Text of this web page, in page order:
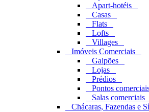
Apart-hotéis
Casas
Flats
Lofts
Villages
Imóveis Comerciais
Galpões
Lojas
Prédios
Pontos
Salas comerciais
Chácaras, Fazendas e